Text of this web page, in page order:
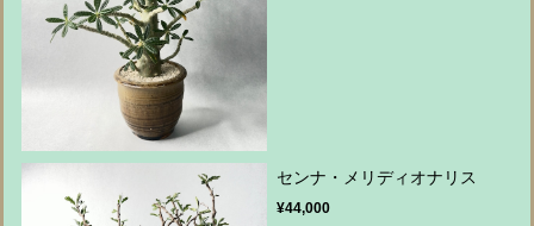
センナ・メリディオナリス
¥44,000